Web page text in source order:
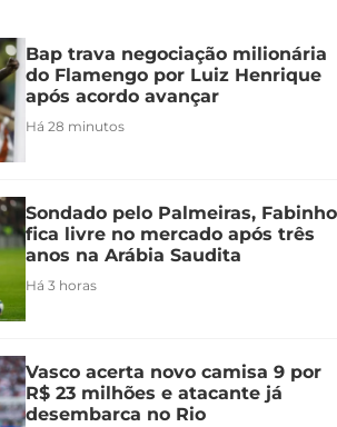
Bap trava negociação milionária
do Flamengo por Luiz Henrique
após acordo avançar
Há 28 minutos
Sondado pelo Palmeiras, Fabinho
fica livre no mercado após três
anos na Arábia Saudita
Há 3 horas
Vasco acerta novo camisa 9 por
R$ 23 milhões e atacante já
desembarca no Rio